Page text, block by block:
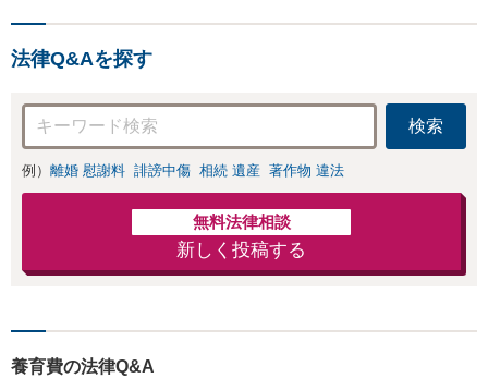
法律Q&Aを探す
検索
例） 離婚 慰謝料 誹謗中傷 相続 遺産 著作物 違法
無料法律相談
新しく投稿する
養育費の法律Q&A